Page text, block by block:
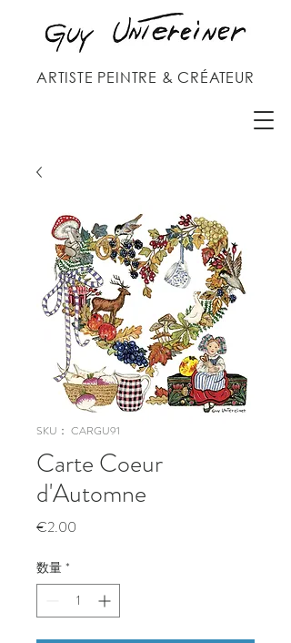
ARTISTE PEINTRE & CRÉATEUR
SKU： CARGU91
Carte Coeur
d'Automne
€2.00
数量 *